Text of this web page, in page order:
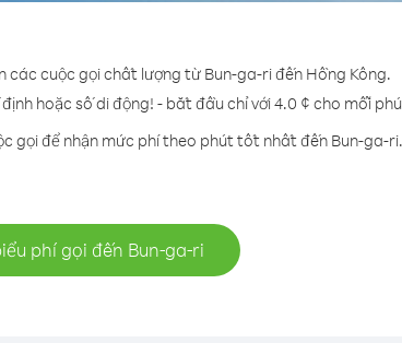
các cuộc gọi chất lượng từ Bun-ga-ri đến Hồng Kông.
hoặc số di động! - bắt đầu chỉ với 4.0 ¢ cho mỗi
gọi để nhận mức phí theo phút tốt nhất đến Bun-ga-ri.
phí gọi đến Bun-ga-ri